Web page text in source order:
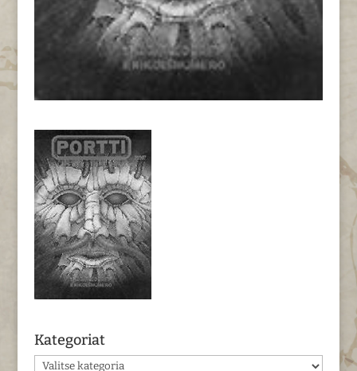
Kategoriat
Kategoriat